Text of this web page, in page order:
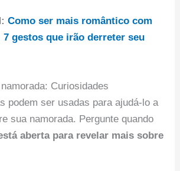
Como ser mais romântico com
7 gestos que irão derreter seu
Curiosidades
podem ser usadas para ajudá-lo a
sua namorada. Pergunte quando
aberta para revelar mais sobre